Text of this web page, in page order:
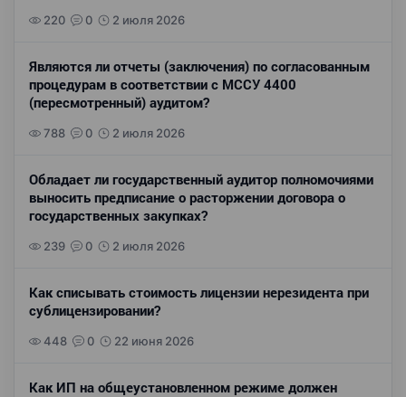
220 0 2 июля 2026
Являются ли отчеты (заключения) по согласованным
процедурам в соответствии с МССУ 4400
(пересмотренный) аудитом?
788 0 2 июля 2026
Обладает ли государственный аудитор полномочиями
выносить предписание о расторжении договора о
государственных закупках?
239 0 2 июля 2026
Как списывать стоимость лицензии нерезидента при
сублицензировании?
448 0 22 июня 2026
Как ИП на общеустановленном режиме должен